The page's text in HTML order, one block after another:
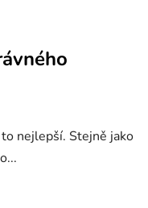
nejlepší. Stejně jako